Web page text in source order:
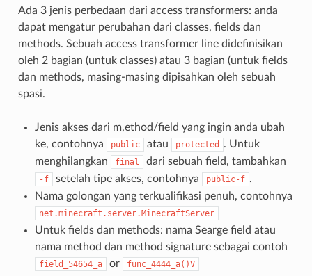
Ada 3 jenis perbedaan dari access transformers: anda
dapat mengatur perubahan dari classes, fields dan
methods. Sebuah access transformer line didefinisikan
oleh 2 bagian (untuk classes) atau 3 bagian (untuk fields
dan methods, masing-masing dipisahkan oleh sebuah
spasi.
Jenis akses dari m,ethod/field yang ingin anda ubah
ke, contohnya
public atau protected
. Untuk
menghilangkan
final dari sebuah field, tambahkan
-f setelah tipe akses, contohnya public-f .
Nama golongan yang terkualifikasi penuh, contohnya
net.minecraft.server.MinecraftServer
Untuk fields dan methods: nama Searge field atau
nama method dan method signature sebagai contoh
field_54654_a or func_4444_a()V